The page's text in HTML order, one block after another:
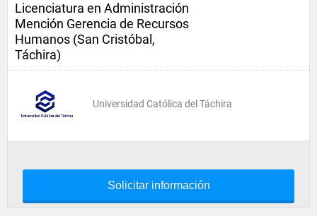
Licenciatura en Administración
Mención Gerencia de Recursos
Humanos (San Cristóbal,
Táchira)
Universidad Católica del Táchira
Solicitar información